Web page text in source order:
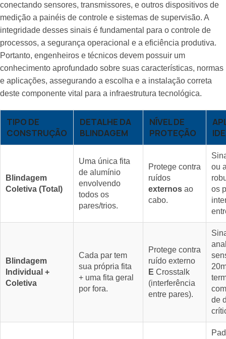
conectando sensores, transmissores, e outros dispositivos de
medição a painéis de controle e sistemas de supervisão. A
integridade desses sinais é fundamental para o controle de
processos, a segurança operacional e a eficiência produtiva.
Portanto, engenheiros e técnicos devem possuir um
conhecimento aprofundado sobre suas características, normas
e aplicações, assegurando a escolha e a instalação correta
deste componente vital para a infraestrutura tecnológica.
TIPO DE
CONSTRUÇÃO
DETALHE DA
BLINDAGEM
NÍVEL DE
PROTEÇÃO
Blindagem
Coletiva (Total)
Uma única fita
de alumínio
envolvendo
todos os
pares/trios.
Protege contra
ruídos
externos ao
cabo.
ou
os
Blindagem
Individual +
Coletiva
Cada par tem
sua própria fita
+ uma fita geral
por fora.
Protege contra
ruído externo
E Crosstalk
(interferência
entre pares).
de